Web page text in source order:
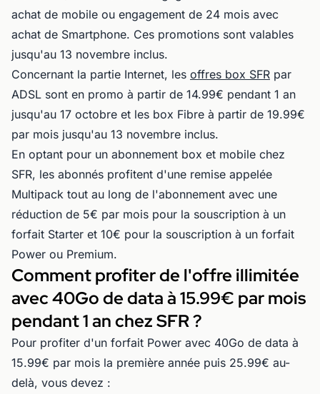
achat de mobile ou engagement de 24 mois avec
achat de Smartphone. Ces promotions sont valables
jusqu'au 13 novembre inclus.
Concernant la partie Internet, les offres box SFR par
ADSL sont en promo à partir de 14.99€ pendant 1 an
jusqu'au 17 octobre et les box Fibre à partir de 19.99€
par mois jusqu'au 13 novembre inclus.
En optant pour un abonnement box et mobile chez
SFR, les abonnés profitent d'une remise appelée
Multipack tout au long de l'abonnement avec une
réduction de 5€ par mois pour la souscription à un
forfait Starter et 10€ pour la souscription à un forfait
Power ou Premium.
Comment profiter de l'offre illimitée
avec 40Go de data à 15.99€ par mois
pendant 1 an chez SFR ?
Pour profiter d'un forfait Power avec 40Go de data à
15.99€ par mois la première année puis 25.99€ au-
delà, vous devez :